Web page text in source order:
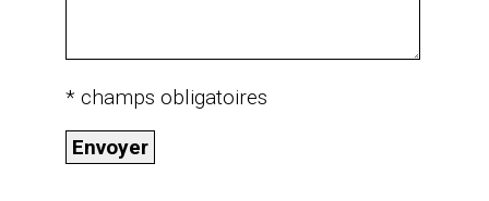
* champs obligatoires